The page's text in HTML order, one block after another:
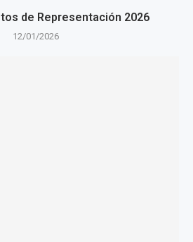
de Representación 2026
12/01/2026